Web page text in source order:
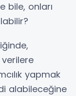
bile, onları
yapmak
alabileceğine